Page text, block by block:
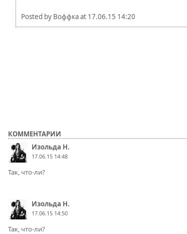
Posted by Воффкаat 17.06.15 14:20
КОММЕНТАРИИ
Изольда Н.
17.06.15 14:48
Так, что-ли?
Изольда Н.
17.06.15 14:50
Так, что-ли?